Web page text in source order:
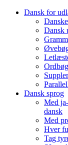
Dansk for
Dansk
Dansk sprog
Med
dansk
Med
Hver
Tag